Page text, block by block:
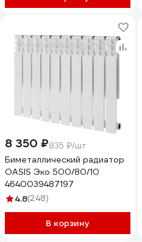
8 350 ₽835 ₽/шт
Биметаллический радиатор
OASIS Эко 500/80/10
4640039487197
4.8(248)
В корзину